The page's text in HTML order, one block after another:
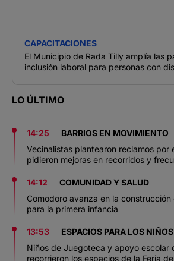
CAPACITACIONES
El Municipio de Rada Tilly amplía las
inclusión laboral para personas con
LO ÚLTIMO
14:25
BARRIOS EN MOVIMIENTO
Vecinalistas plantearon reclamos por
pidieron mejoras en recorridos y
14:12
COMUNIDAD Y SALUD
Comodoro avanza en la
para la primera infancia
13:53
ESPACIOS PARA LOS NIÑOS
Niños de Juegoteca y apoyo escolar
recorrieron los espacios de la Feria